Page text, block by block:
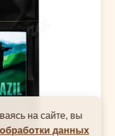
на сайте, вы
данных